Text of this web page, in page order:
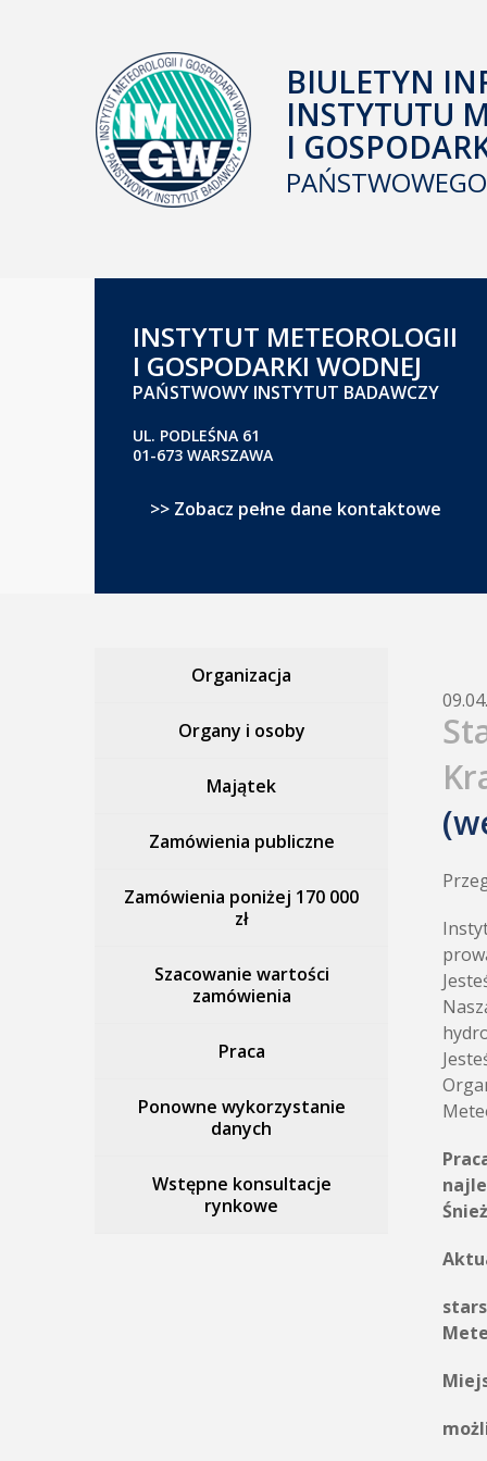
BIULETYN
INSTYTUTU
I
INSTYTUT METEOROLOGII
I GOSPODARKI WODNEJ
PAŃSTWOWY INSTYTUT BADAWCZY
UL. PODLEŚNA 61
01-673 WARSZAWA
>> Zobacz pełne dane kontaktowe
Organizacja
Organy i osoby
Majątek
Zamówienia publiczne
Zamówienia poniżej 170 000
zł
Szacowanie wartości
zamówienia
Praca
Ponowne wykorzystanie
danych
Wstępne konsultacje
rynkowe